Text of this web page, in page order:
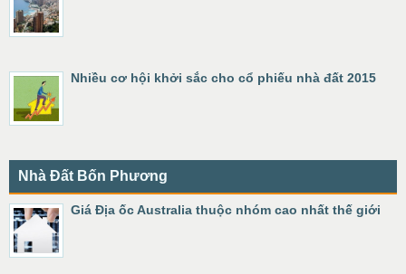
Nhiều cơ hội khởi sắc cho cổ phiếu nhà đất 2015
Nhà Đất Bốn Phương
Giá Địa ốc Australia thuộc nhóm cao nhất thế giới